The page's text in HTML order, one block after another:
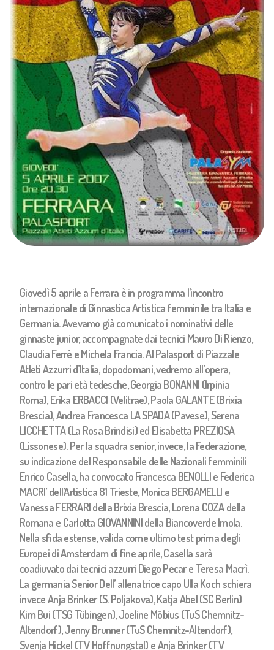
Giovedì 5 aprile a Ferrara è in programma l’incontro
internazionale di Ginnastica Artistica femminile tra Italia e
Germania. Avevamo già comunicato i nominativi delle
ginnaste junior, accompagnate dai tecnici Mauro Di Rienzo,
Claudia Ferrè e Michela Francia. Al Palasport di Piazzale
Atleti Azzurri d’Italia, dopodomani, vedremo all’opera,
contro le pari età tedesche, Georgia BONANNI (Irpinia
Roma), Erika ERBACCI (Velitrae), Paola GALANTE (Brixia
Brescia), Andrea Francesca LA SPADA (Pavese), Serena
LICCHETTA (La Rosa Brindisi) ed Elisabetta PREZIOSA
(Lissonese). Per la squadra senior, invece, la Federazione,
su indicazione del Responsabile delle Nazionali femminili
Enrico Casella, ha convocato Francesca BENOLLI e Federica
MACRI’ dell’Artistica 81 Trieste, Monica BERGAMELLI e
Vanessa FERRARI della Brixia Brescia, Lorena COZA della
Romana e Carlotta GIOVANNINI della Biancoverde Imola.
Nella sfida estense, valida come ultimo test prima degli
Europei di Amsterdam di fine aprile, Casella sarà
coadiuvato dai tecnici azzurri Diego Pecar e Teresa Macrì.
La germania Senior Dell’ allenatrice capo Ulla Koch schiera
invece Anja Brinker (S. Poljakova), Katja Abel (SC Berlin)
Kim Bui (TSG Tübingen), Joeline Möbius (TuS Chemnitz-
Altendorf), Jenny Brunner (TuS Chemnitz-Altendorf),
Svenja Hickel (TV Hoffnungstal) e Anja Brinker (TV